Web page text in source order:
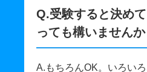
Q.受験すると決め
っても構いませんか
A.もちろんOK。いろい